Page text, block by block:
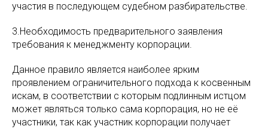
участия в последующем судебном разбирательстве.
3.Необходимость предварительного заявления
требования к менеджменту корпорации.
Данное правило является наиболее ярким
проявлением ограничительного подхода к косвенным
искам, в соответствии с которым подлинным истцом
может являться только сама корпорация, но не её
участники, так как участник корпорации получает